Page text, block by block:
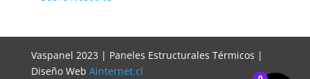
Vaspanel 2023 | Paneles Estructurales Térmicos |
Diseño Web Ainternet.cl